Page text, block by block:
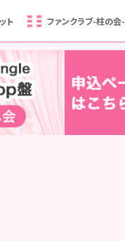
ト ファンクラブ-柱の会-